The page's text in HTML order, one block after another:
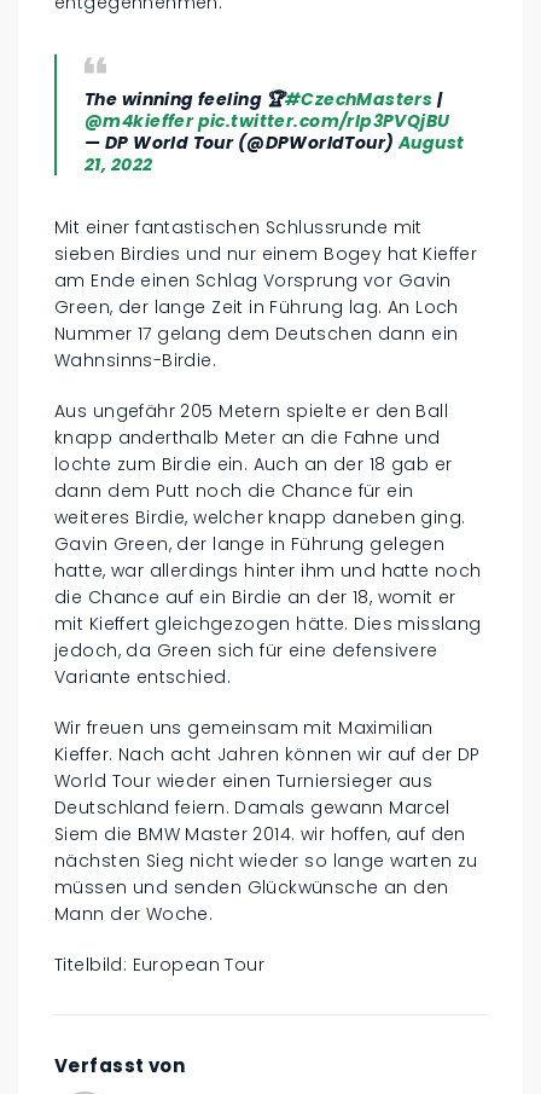
The winning feeling 🏆#CzechMasters |
@m4kiefferpic.twitter.com/rIp3PVQjBU
— DP World Tour (@DPWorldTour)August
21, 2022
Mit einer fantastischen Schlussrunde mit
sieben Birdies und nur einem Bogey hat Kieffer
am Ende einen Schlag Vorsprung vor Gavin
Green, der lange Zeit in Führung lag. An Loch
Nummer 17 gelang dem Deutschen dann ein
Wahnsinns-Birdie.
Aus ungefähr 205 Metern spielte er den Ball
knapp anderthalb Meter an die Fahne und
lochte zum Birdie ein. Auch an der 18 gab er
dann dem Putt noch die Chance für ein
weiteres Birdie, welcher knapp daneben ging.
Gavin Green, der lange in Führung gelegen
hatte, war allerdings hinter ihm und hatte noch
die Chance auf ein Birdie an der 18, womit er
mit Kieffert gleichgezogen hätte. Dies misslang
jedoch, da Green sich für eine defensivere
Variante entschied.
Wir freuen uns gemeinsam mit Maximilian
Kieffer. Nach acht Jahren können wir auf der DP
World Tour wieder einen Turniersieger aus
Deutschland feiern. Damals gewann Marcel
Siem die BMW Master 2014. wir hoffen, auf den
nächsten Sieg nicht wieder so lange warten zu
müssen und senden Glückwünsche an den
Mann der Woche.
Titelbild: European Tour
Verfasst von